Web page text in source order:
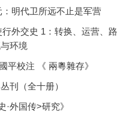
明代卫所远不止是军营
行外交史 1：转换、运营、路
环境
平校注 《 兩粵雜存》
刊（全十册）
·外国传>研究》